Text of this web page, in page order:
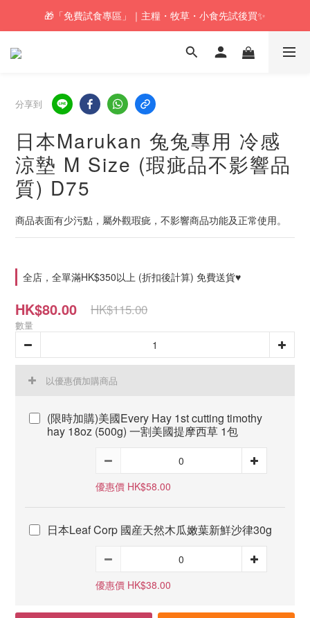
🚚訂單折實$350以上即可享本地包郵📦
🎁「免費試食專區」｜主糧・牧草・小食先試後買✨
🚚訂單折實$350以上即可享本地包郵📦
分享到
日本Marukan 兔兔專用 冷感
涼墊 M Size (瑕疵品不影響品
質) D75
商品表面有少污點，屬外觀瑕疵，不影響商品功能及正常使用。
全店，全單滿HK$350以上 (折扣後計算) 免費送貨♥
HK$80.00 HK$115.00
數量
以優惠價加購商品
(限時加購)美國Every Hay 1st cutting timothy
hay 18oz (500g) 一割美國提摩西草 1包
優惠價 HK$58.00
日本Leaf Corp 國産天然木瓜嫩葉新鮮沙律30g
優惠價 HK$38.00